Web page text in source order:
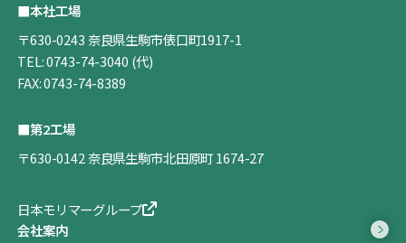
■本社工場
〒630-0243 奈良県生駒市俵口町1917-1
TEL:0743-74-3040 (代)
FAX: 0743-74-8389
■第2工場
〒630-0142 奈良県生駒市北田原町 1674-27
日本モリマーグループ
会社案内